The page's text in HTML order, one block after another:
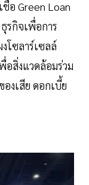
อ Green Loan
รกิจเพื่อการ
โซลาร์เซลล์
อสิ่งแวดล้อมร่วม
งเสีย ดอกเบี้ย